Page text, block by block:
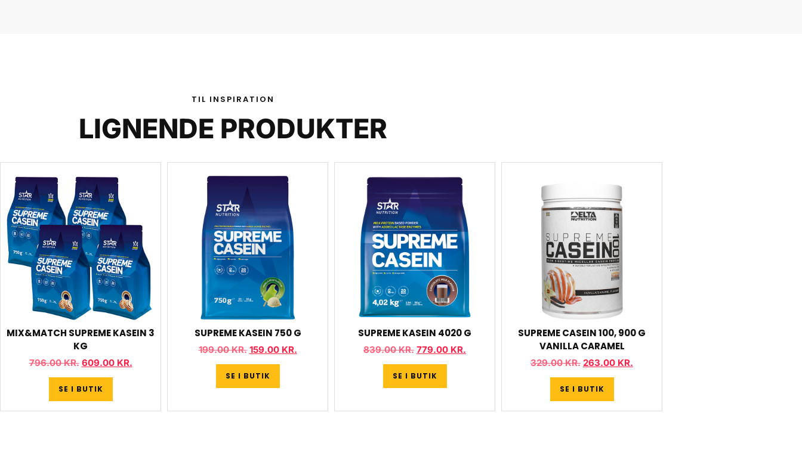
TIL INSPIRATION
LIGNENDE PRODUKTER
MIX&MATCH SUPREME KASEIN 3
KG
796.00KR. 609.00 KR.
SE I BUTIK
SUPREME KASEIN 750 G
199.00KR. 159.00 KR.
SE I BUTIK
SUPREME KASEIN 4020 G
839.00KR. 779.00 KR.
SE I BUTIK
SUPREME CASEIN 100, 900 G
VANILLA CARAMEL
329.00KR. 263.00 KR.
SE I BUTIK